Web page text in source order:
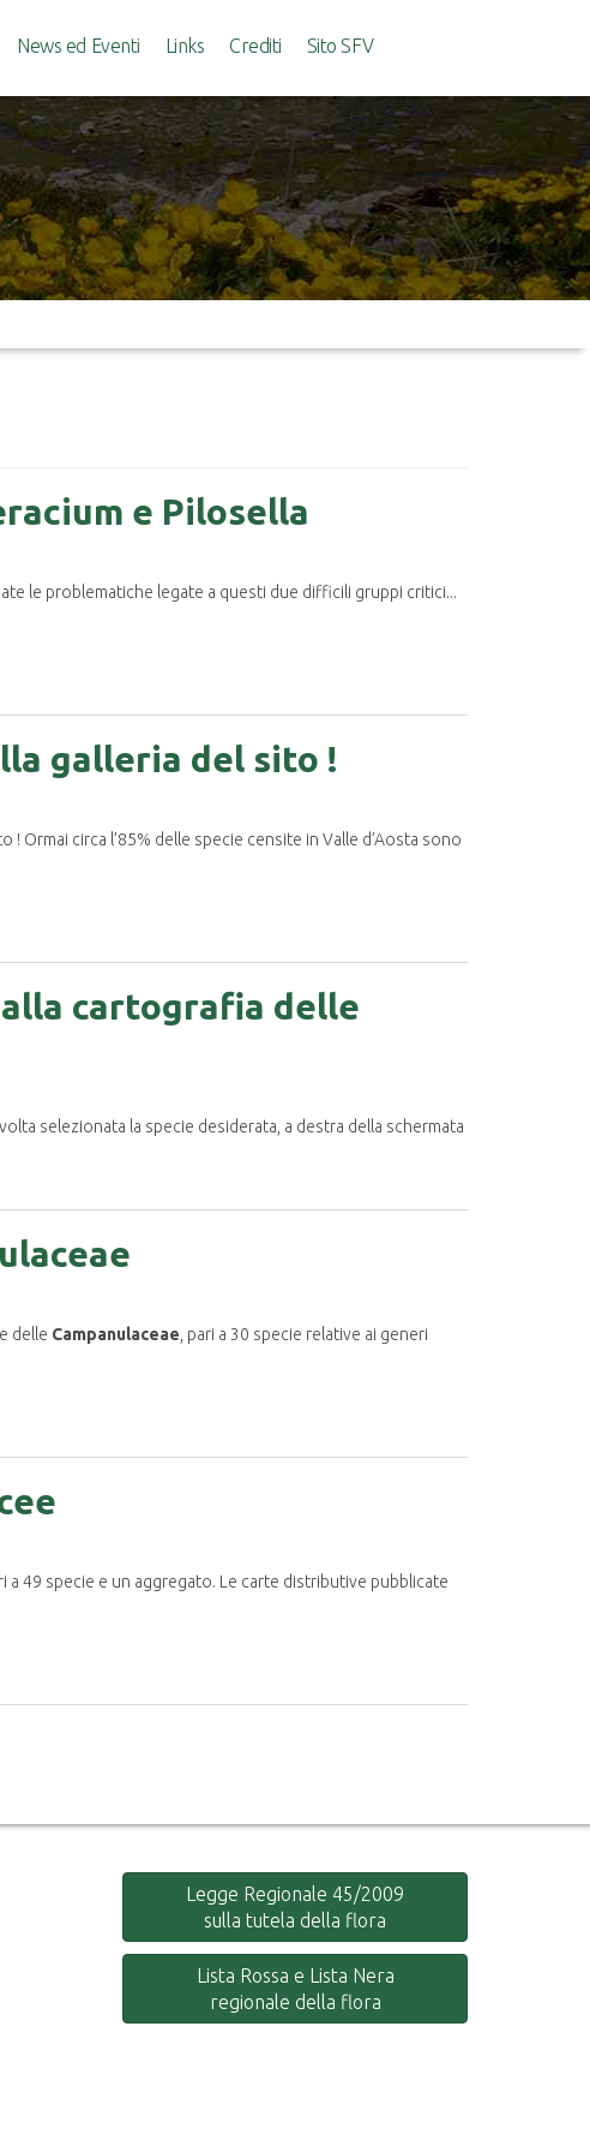
News ed Eventi Links Crediti Sito SFV
e Pilosella
le problematiche legate a questi due difficili gruppi critici...
galleria del sito !
Ormai circa l’85% delle specie censite in Valle d’Aosta sono
cartografia delle
selezionata la specie desiderata, a destra della schermata
delle Campanulaceae , pari a 30 specie relative ai generi
a 49 specie e un aggregato. Le carte distributive pubblicate
Legge Regionale 45/2009
sulla tutela della flora
Lista Rossa e Lista Nera
regionale della flora